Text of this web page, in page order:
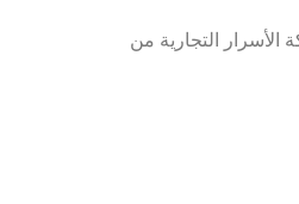
التجارية من